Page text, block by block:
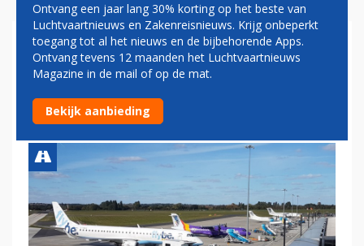
SOUTHEND AIRPORT WIL
NIEUWE TOEGANGSPOORT
TOT LONDEN ZIJN
Ontvang een jaar lang 30% korting op het beste van
Luchtvaartnieuws en Zakenreisnieuws. Krijg onbeperkt
toegang tot al het nieuws en de bijbehorende Apps.
Ontvang tevens 12 maanden het Luchtvaartnieuws
Magazine in de mail of op de mat.
Bekijk aanbieding